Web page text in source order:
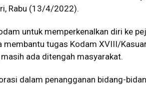
Rabu (13/4/2022).
untuk memperkenalkan diri ke
membantu tugas Kodam XVIII/
ada ditengah masyarakat.
dalam penangganan bidang-